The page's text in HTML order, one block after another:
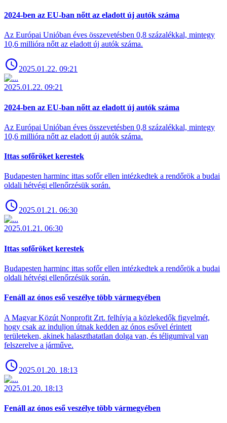
2024-ben az EU-ban nőtt az eladott új autók száma
Az Európai Unióban éves összevetésben 0,8 százalékkal, mintegy
10,6 millióra nőtt az eladott új autók száma.
2025.01.22. 09:21
2025.01.22. 09:21
2024-ben az EU-ban nőtt az eladott új autók száma
Az Európai Unióban éves összevetésben 0,8 százalékkal, mintegy
10,6 millióra nőtt az eladott új autók száma.
Ittas sofőröket kerestek
Budapesten harminc ittas sofőr ellen intézkedtek a rendőrök a budai
oldali hétvégi ellenőrzésük során.
2025.01.21. 06:30
2025.01.21. 06:30
Ittas sofőröket kerestek
Budapesten harminc ittas sofőr ellen intézkedtek a rendőrök a budai
oldali hétvégi ellenőrzésük során.
Fenáll az ónos eső veszélye több vármegyében
A Magyar Közút Nonprofit Zrt. felhívja a közlekedők figyelmét,
hogy csak az induljon útnak kedden az ónos esővel érintett
területeken, akinek halaszthatatlan dolga van, és téligumival van
felszerelve a járműve.
2025.01.20. 18:13
2025.01.20. 18:13
Fenáll az ónos eső veszélye több vármegyében